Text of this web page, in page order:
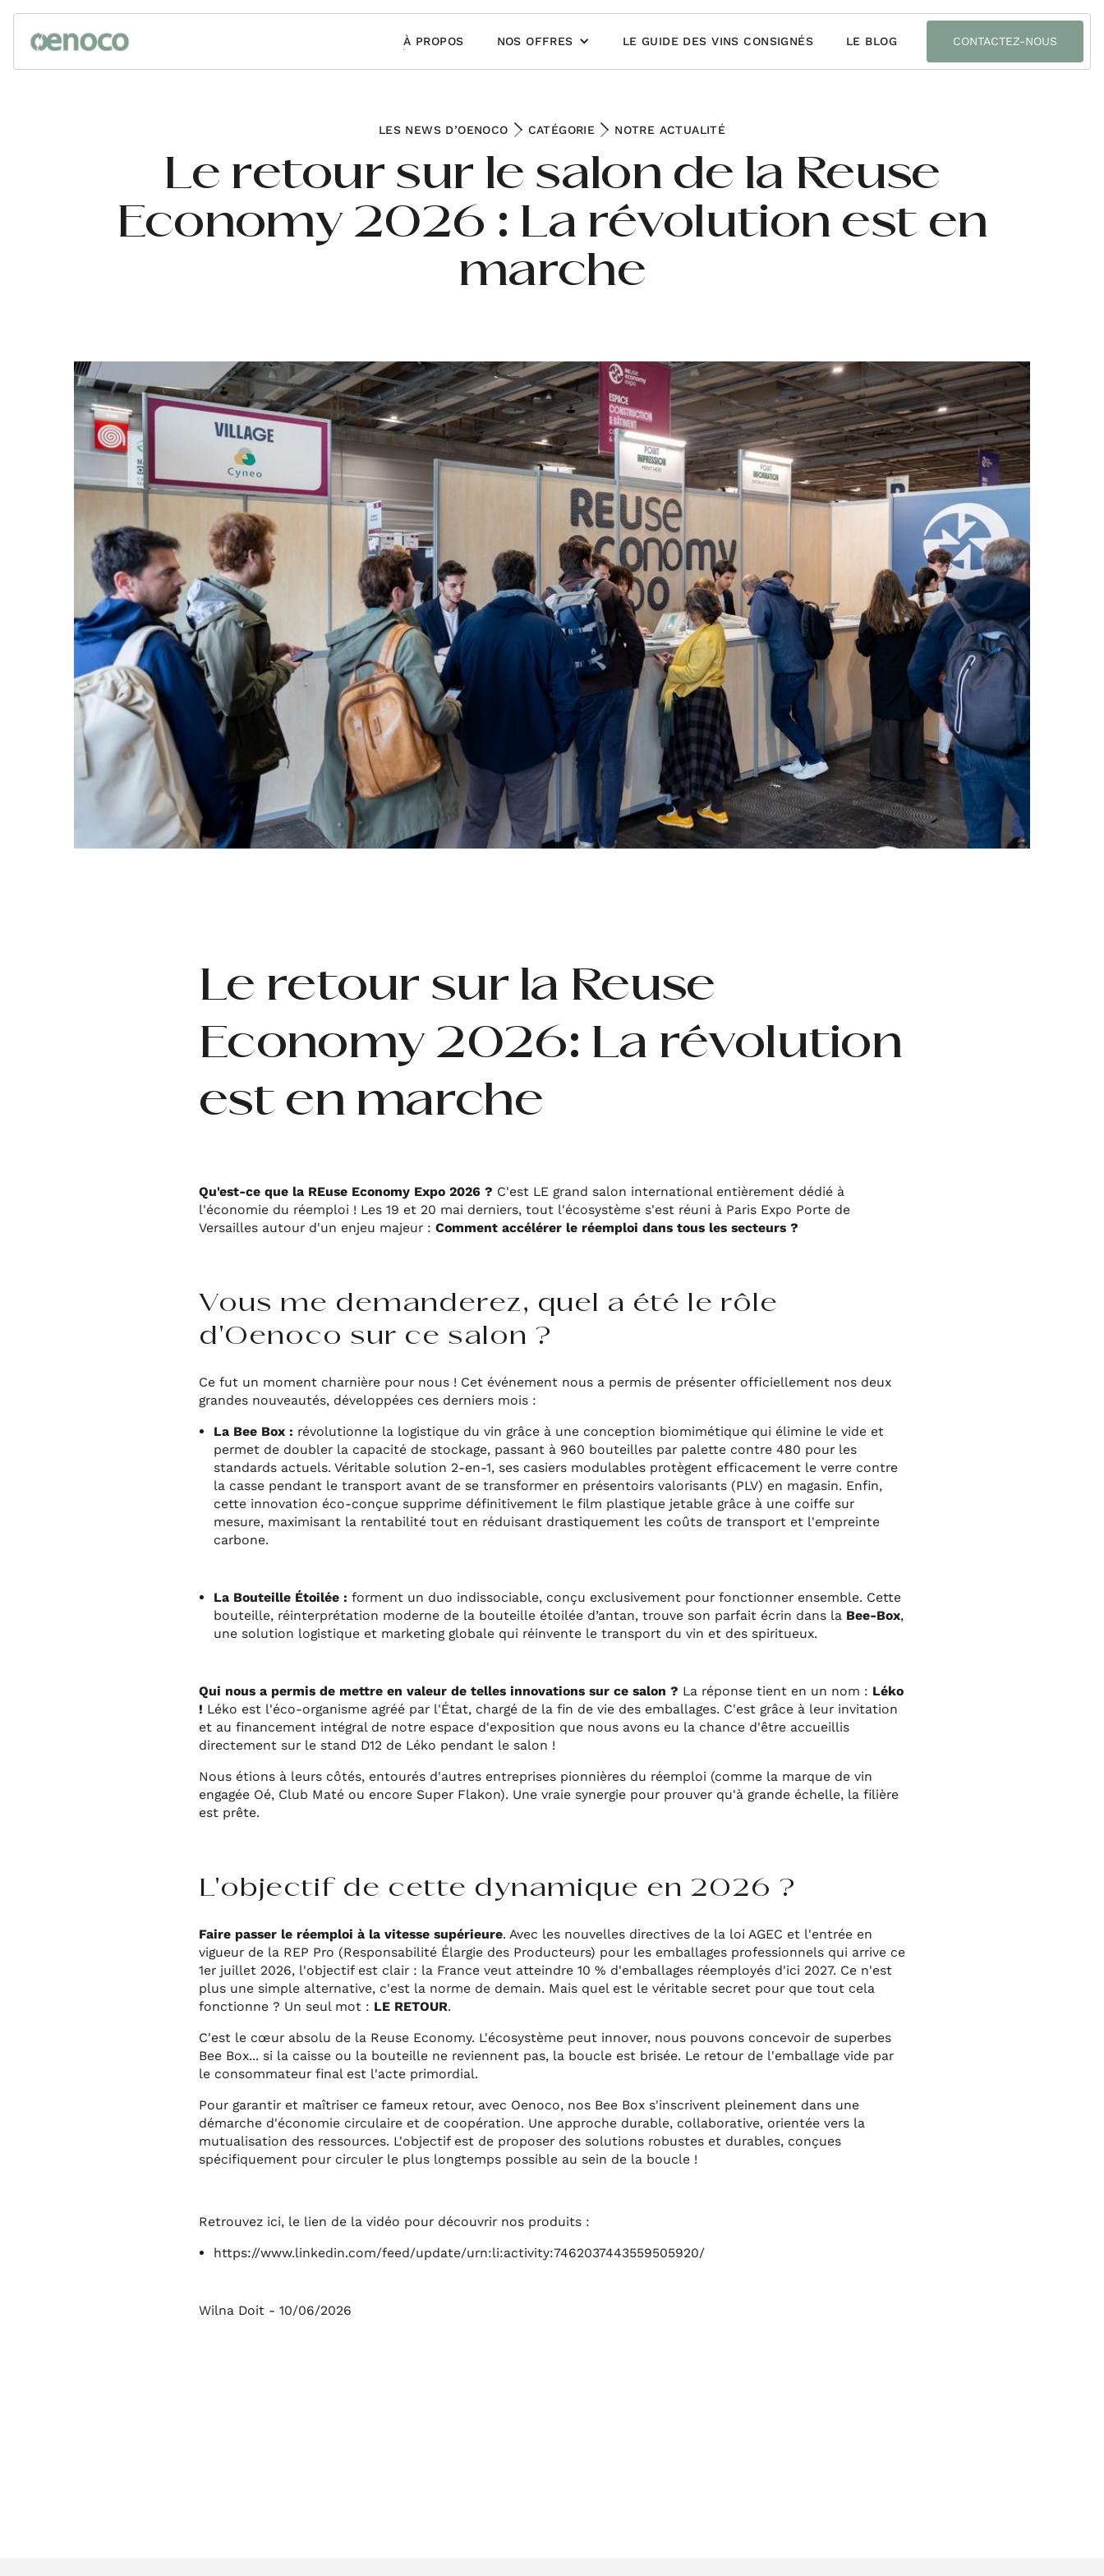
À PROPOS NOS OFFRES LE GUIDE DES VINS CONSIGNÉS LE BLOG CONTACTEZ-NOUS
LES NEWS D’OENOCO CATÉGORIE NOTRE ACTUALITÉ
Le retour sur le salon de la Reuse
Economy 2026 : La révolution est en
marche
Le retour sur la Reuse
Economy 2026: La révolution
est en marche
Qu'est-ce que la REuse Economy Expo 2026 ? C'est LE grand salon international entièrement dédié à
l'économie du réemploi ! Les 19 et 20 mai derniers, tout l'écosystème s'est réuni à Paris Expo Porte de
Versailles autour d'un enjeu majeur : Comment accélérer le réemploi dans tous les secteurs ?
Vous me demanderez, quel a été le rôle
d'Oenoco sur ce salon ?
Ce fut un moment charnière pour nous ! Cet événement nous a permis de présenter officiellement nos deux
grandes nouveautés, développées ces derniers mois :
La Bee Box : révolutionne la logistique du vin grâce à une conception biomimétique qui élimine le vide et
permet de doubler la capacité de stockage, passant à 960 bouteilles par palette contre 480 pour les
standards actuels. Véritable solution 2-en-1, ses casiers modulables protègent efficacement le verre contre
la casse pendant le transport avant de se transformer en présentoirs valorisants (PLV) en magasin. Enfin,
cette innovation éco-conçue supprime définitivement le film plastique jetable grâce à une coiffe sur
mesure, maximisant la rentabilité tout en réduisant drastiquement les coûts de transport et l'empreinte
carbone.
La Bouteille Étoilée : forment un duo indissociable, conçu exclusivement pour fonctionner ensemble. Cette
bouteille, réinterprétation moderne de la bouteille étoilée d’antan, trouve son parfait écrin dans la Bee-Box,
une solution logistique et marketing globale qui réinvente le transport du vin et des spiritueux.
Qui nous a permis de mettre en valeur de telles innovations sur ce salon ? La réponse tient en un nom : Léko
! Léko est l'éco-organisme agréé par l'État, chargé de la fin de vie des emballages. C'est grâce à leur invitation
et au financement intégral de notre espace d'exposition que nous avons eu la chance d'être accueillis
directement sur le stand D12 de Léko pendant le salon !
Nous étions à leurs côtés, entourés d'autres entreprises pionnières du réemploi (comme la marque de vin
engagée Oé, Club Maté ou encore Super Flakon). Une vraie synergie pour prouver qu'à grande échelle, la filière
est prête.
L'objectif de cette dynamique en 2026 ?
Faire passer le réemploi à la vitesse supérieure. Avec les nouvelles directives de la loi AGEC et l'entrée en
vigueur de la REP Pro (Responsabilité Élargie des Producteurs) pour les emballages professionnels qui arrive ce
1er juillet 2026, l'objectif est clair : la France veut atteindre 10 % d'emballages réemployés d'ici 2027. Ce n'est
plus une simple alternative, c'est la norme de demain. Mais quel est le véritable secret pour que tout cela
fonctionne ? Un seul mot : LE RETOUR.
C'est le cœur absolu de la Reuse Economy. L'écosystème peut innover, nous pouvons concevoir de superbes
Bee Box... si la caisse ou la bouteille ne reviennent pas, la boucle est brisée. Le retour de l'emballage vide par
le consommateur final est l'acte primordial.
Pour garantir et maîtriser ce fameux retour, avec Oenoco, nos Bee Box s'inscrivent pleinement dans une
démarche d'économie circulaire et de coopération. Une approche durable, collaborative, orientée vers la
mutualisation des ressources. L'objectif est de proposer des solutions robustes et durables, conçues
spécifiquement pour circuler le plus longtemps possible au sein de la boucle !
Retrouvez ici, le lien de la vidéo pour découvrir nos produits :
https://www.linkedin.com/feed/update/urn:li:activity:7462037443559505920/
Wilna Doit - 10/06/2026